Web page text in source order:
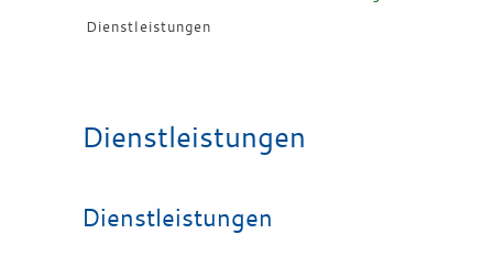
Dienstleistungen
Dienstleistungen
Dienstleistungen